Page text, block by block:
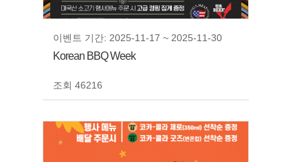
이벤트 기간: 2025-11-17 ~ 2025-11-30
Korean BBQ Week
조회 46216